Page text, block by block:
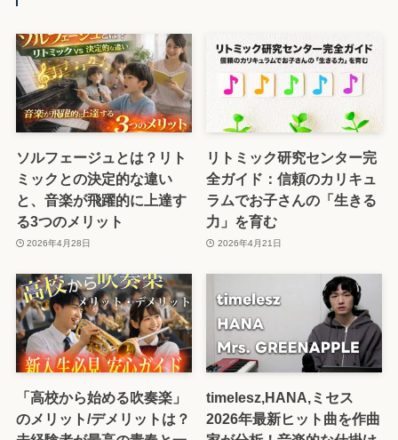
ソルフェージュとは？リト
ミックとの決定的な違い
と、音楽が飛躍的に上達す
る3つのメリット
2026年4月28日
リトミック研究センター完
全ガイド：信頼のカリキュ
ラムでお子さんの「生きる
力」を育む
2026年4月21日
「高校から始める吹奏楽」
のメリット/デメリットは？
timelesz,HANA,ミセス
2026年最新ヒット曲を作曲